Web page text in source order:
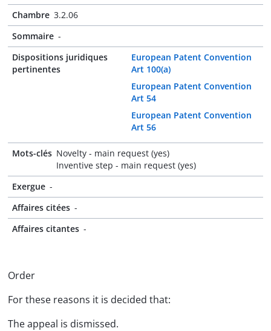
Chambre 3.2.06
Sommaire -
Dispositions juridiques
pertinentes
European Patent Convention
Art 100(a)
European Patent Convention
Art 54
European Patent Convention
Art 56
Mots-clés Novelty - main request (yes)
Inventive step - main request (yes)
Exergue -
Affaires citées -
Affaires citantes -
Order
For these reasons it is decided that:
The appeal is dismissed.